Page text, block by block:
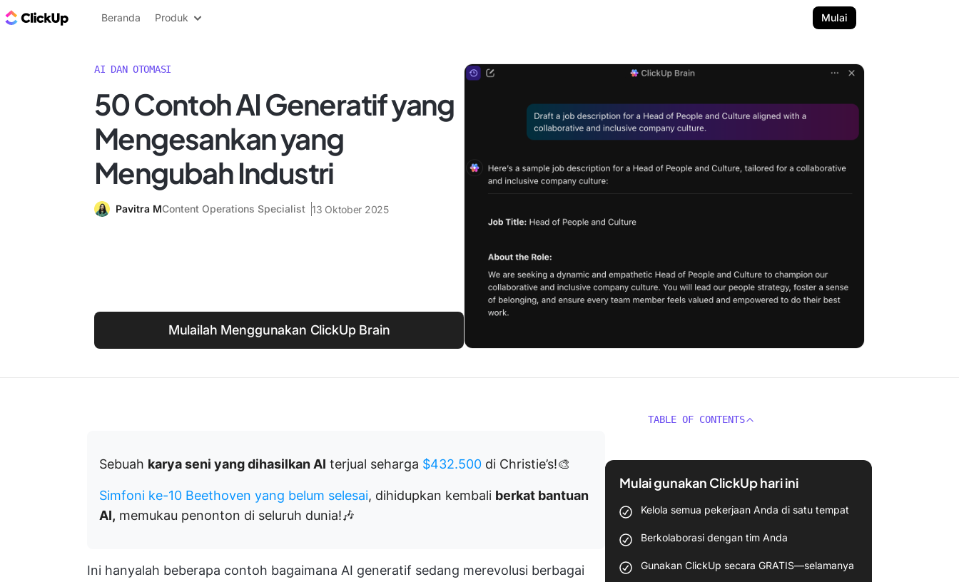
Blog ClickUp
Beranda Produk Mulai
AI DAN OTOMASI
50 Contoh AI Generatif yang
Mengesankan yang
Mengubah Industri
Pavitra MContent Operations Specialist 13 Oktober 2025
Mulailah Menggunakan ClickUp Brain
Sebuah karya seni yang dihasilkan AI terjual seharga $432.500 di Christie’s!🎨
Simfoni ke-10 Beethoven yang belum selesai, dihidupkan kembali berkat bantuan
AI, memukau penonton di seluruh dunia!🎶
Ini hanyalah beberapa contoh bagaimana AI generatif sedang merevolusi berbagai
TABLE OF CONTENTS
Mulai gunakan ClickUp hari ini
Kelola semua pekerjaan Anda di satu tempat
Berkolaborasi dengan tim Anda
Gunakan ClickUp secara GRATIS—selamanya